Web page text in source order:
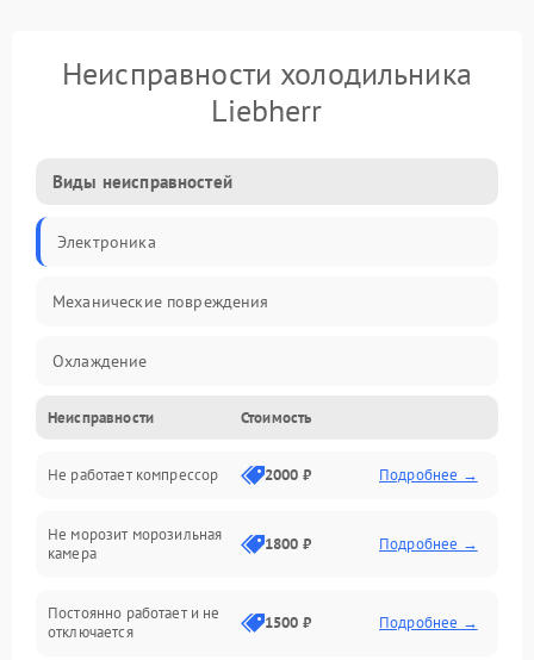
Неисправности холодильника
Liebherr
Виды неисправностей
Электроника
Механические повреждения
Охлаждение
Механика
Электропитание
Дренаж
Неисправности Стоимость
Не работает компрессор 2000 ₽ Подробнее →
Не морозит морозильная
камера
1800 ₽ Подробнее →
Постоянно работает и не
отключается
1500 ₽ Подробнее →